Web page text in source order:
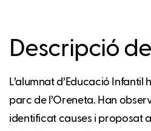
Descripció
L’alumnat d’Educació Infantil
parc de l’Oreneta. Han
identificat causes i proposat